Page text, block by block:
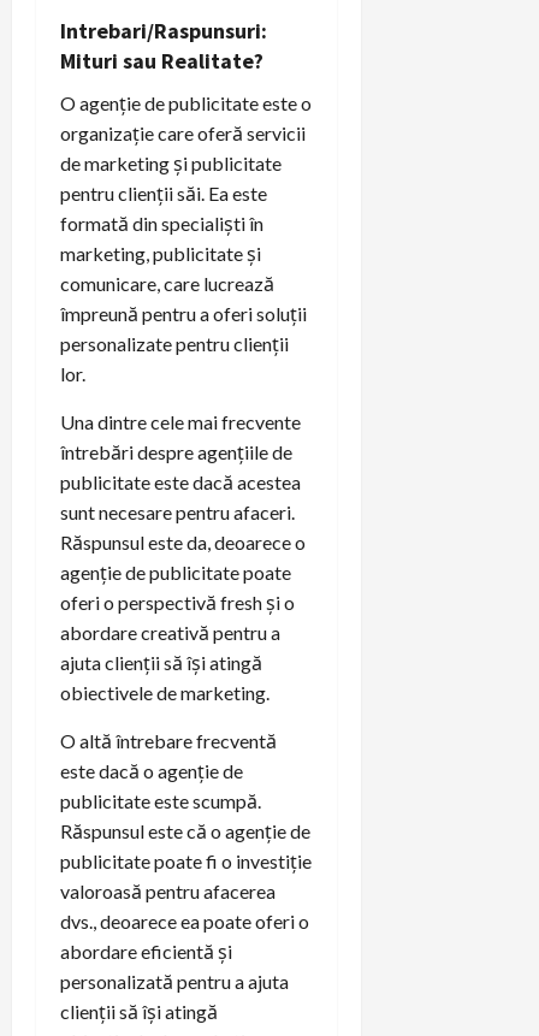
Intrebari/Raspunsuri:
Mituri sau Realitate?
O agenție de publicitate este o
organizație care oferă servicii
de marketing și publicitate
pentru clienții săi. Ea este
formată din specialiști în
marketing, publicitate și
comunicare, care lucrează
împreună pentru a oferi soluții
personalizate pentru clienții
lor.
Una dintre cele mai frecvente
întrebări despre agențiile de
publicitate este dacă acestea
sunt necesare pentru afaceri.
Răspunsul este da, deoarece o
agenție de publicitate poate
oferi o perspectivă fresh și o
abordare creativă pentru a
ajuta clienții să își atingă
obiectivele de marketing.
O altă întrebare frecventă
este dacă o agenție de
publicitate este scumpă.
Răspunsul este că o agenție de
publicitate poate fi o investiție
valoroasă pentru afacerea
dvs., deoarece ea poate oferi o
abordare eficientă și
personalizată pentru a ajuta
clienții să își atingă